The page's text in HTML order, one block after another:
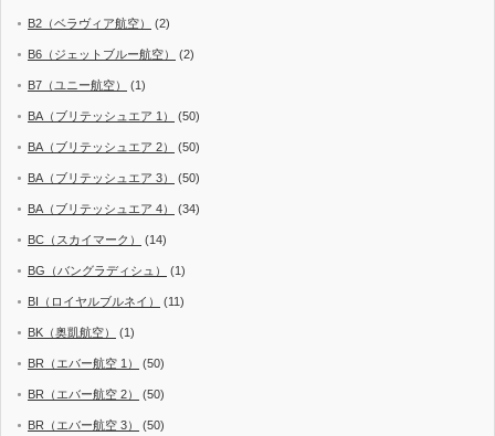
B2（ベラヴィア航空） (2)
B6（ジェットブルー航空） (2)
B7（ユニー航空） (1)
BA（ブリテッシュエア 1） (50)
BA（ブリテッシュエア 2） (50)
BA（ブリテッシュエア 3） (50)
BA（ブリテッシュエア 4） (34)
BC（スカイマーク） (14)
BG（バングラディシュ） (1)
BI（ロイヤルブルネイ） (11)
BK（奥凱航空） (1)
BR（エバー航空 1） (50)
BR（エバー航空 2） (50)
BR（エバー航空 3） (50)